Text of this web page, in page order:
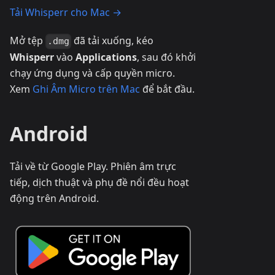
Tải Whisperr cho Mac →
Mở tệp .dmg đã tải xuống, kéo
Whisperrvào Applications, sau đó khởi
chạy ứng dụng và cấp quyền micro.
Xem Ghi Âm Micro trên Mac để bắt đầu.
Android
Tải về từ Google Play. Phiên âm trực
tiếp, dịch thuật và phụ đề nổi đều hoạt
động trên Android.